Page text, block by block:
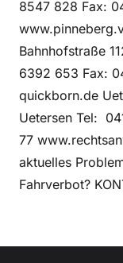
8547 828 Fax:
Bahnhofstraße
6392 653 Fax:
quickborn.de
Uetersen Tel:
77
aktuelles
Fahrverbot?